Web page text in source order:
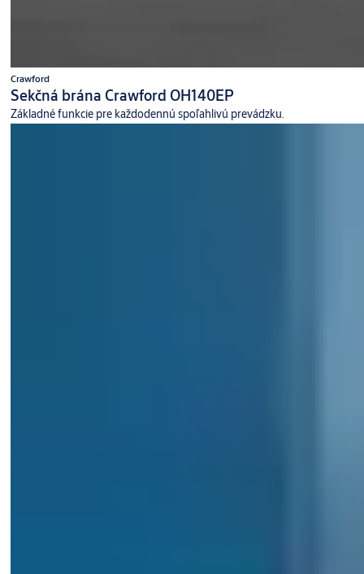
Crawford
Sekčná brána Crawford OH140EP
Základné funkcie pre každodennú spoľahlivú prevádzku.